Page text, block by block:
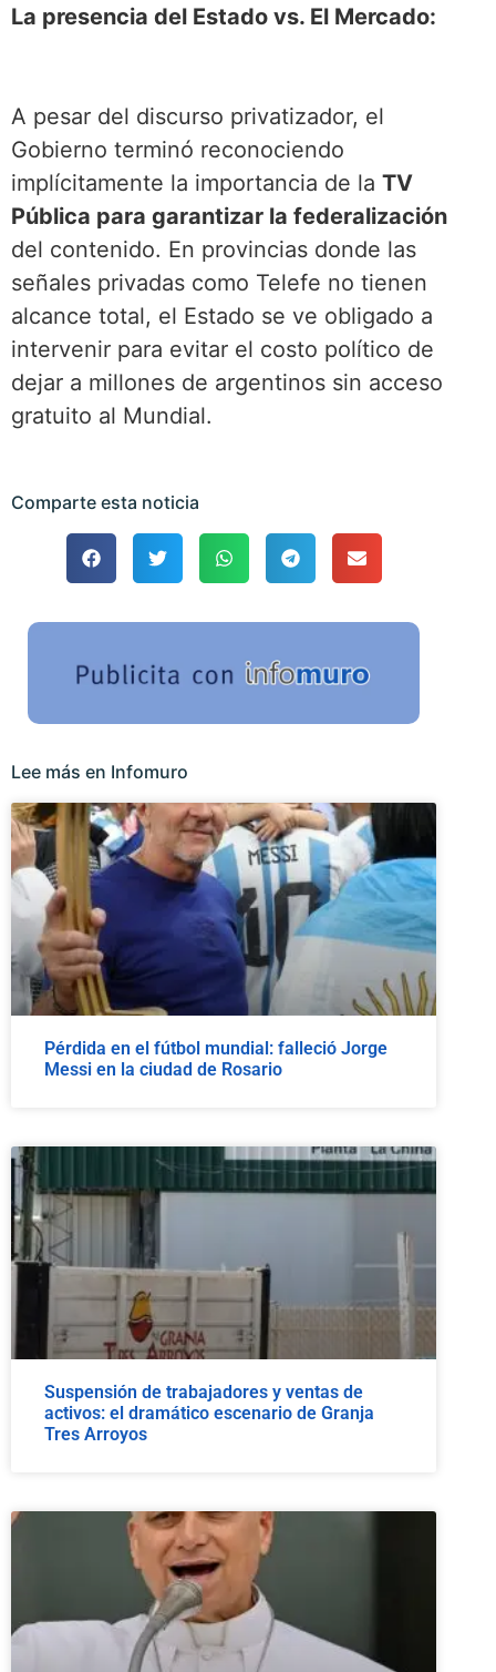
La presencia del Estado vs. El Mercado:
A pesar del discurso privatizador, el
Gobierno terminó reconociendo
implícitamente la importancia de la TV
Pública para garantizar la federalización
del contenido. En provincias donde las
señales privadas como Telefe no tienen
alcance total, el Estado se ve obligado a
intervenir para evitar el costo político de
dejar a millones de argentinos sin acceso
gratuito al Mundial.
Comparte esta noticia
Lee más en Infomuro
Pérdida en el fútbol mundial: falleció Jorge
Messi en la ciudad de Rosario
Suspensión de trabajadores y ventas de
activos: el dramático escenario de Granja
Tres Arroyos